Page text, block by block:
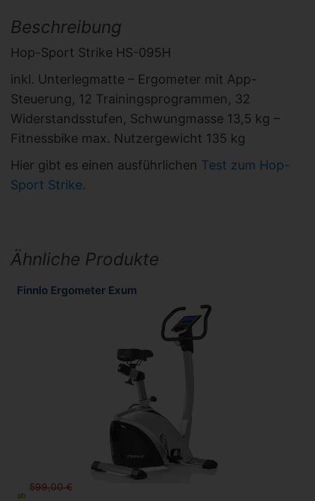
Beschreibung
Hop-Sport Strike HS-095H
inkl. Unterlegmatte – Ergometer mit App-
Steuerung, 12 Trainingsprogrammen, 32
Widerstandsstufen, Schwungmasse 13,5 kg –
Fitnessbike max. Nutzergewicht 135 kg
Hier gibt es einen ausführlichen Test zum Hop-
Sport Strike.
Ähnliche Produkte
Finnlo Ergometer Exum
ab
599,00 €